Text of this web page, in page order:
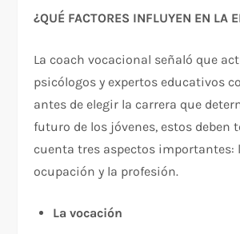
¿QUÉ FACTORES INFLUYEN EN LA
La coach vocacional señaló que
psicólogos y expertos educativos
antes de elegir la carrera que
futuro de los jóvenes, estos deben
cuenta tres aspectos importantes:
ocupación y la profesión.
La vocación